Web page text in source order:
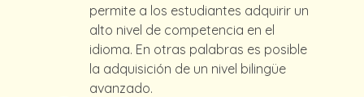
permite a los estudiantes adquirir un
alto nivel de competencia en el
idioma. En otras palabras es posible
la adquisición de un nivel bilingüe
avanzado.